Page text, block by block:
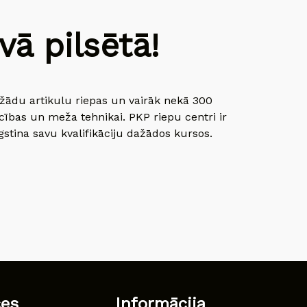
pilsētā!
artikulu riepas un vairāk nekā 300
un meža tehnikai. PKP riepu centri ir
savu kvalifikāciju dažādos kursos.